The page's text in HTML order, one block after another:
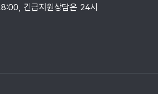
긴급지원상담은 24시